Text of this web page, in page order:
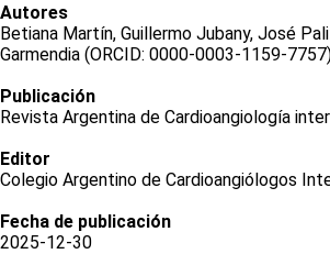
Autores
Betiana Martín, Guillermo Jubany, José
Garmendia (ORCID: 0000-0003-1159-
Publicación
Revista Argentina de Cardioangiología
Editor
Colegio Argentino de Cardioangiólogos
Fecha de publicación
2025-12-30